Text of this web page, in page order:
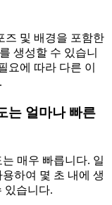
즈 및 배경을 포함한
생성할 수 있습니
요에 따라 다른 이
는 얼마나 빠른
매우 빠릅니다. 일
하여 몇 초 내에 생
있습니다.